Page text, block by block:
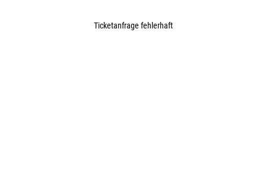
Ticketanfrage fehlerhaft